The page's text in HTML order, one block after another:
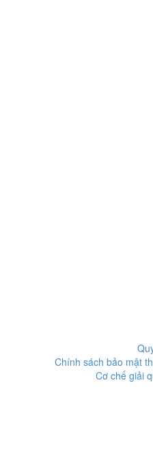
Chính sách bảo mật
Cơ chế giải